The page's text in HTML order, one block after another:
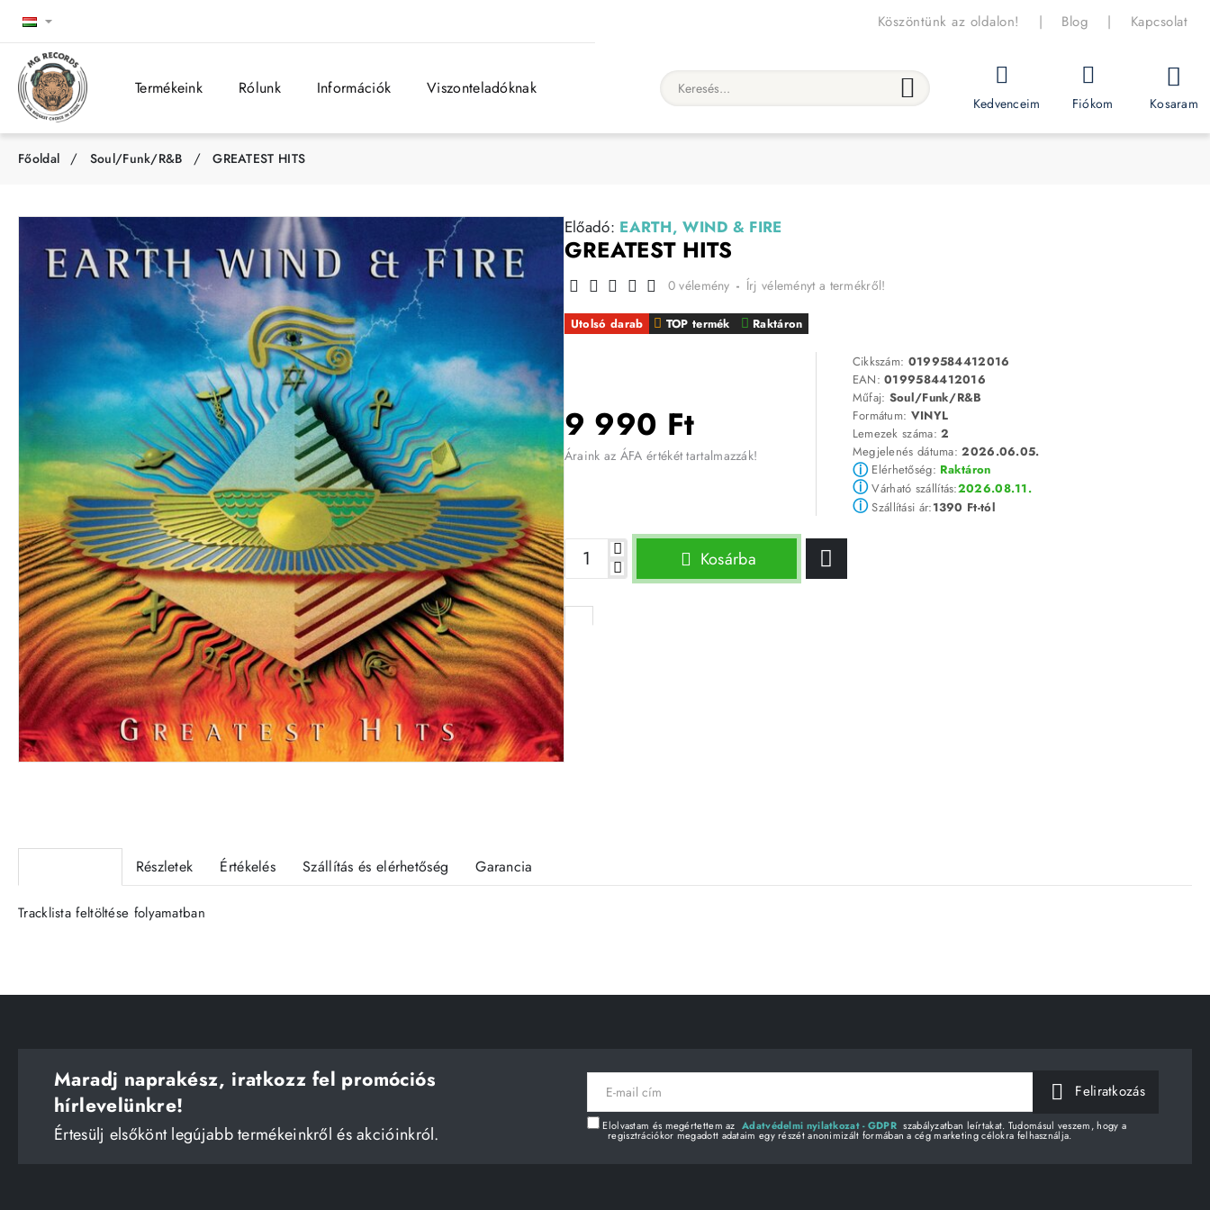
Köszöntünk az oldalon! | Blog | Kapcsolat
Termékeink Rólunk Információk Viszonteladóknak Keresés...
Kedvenceim Fiókom Kosaram
Soul/Funk/R&B GREATEST HITS
Előadó: EARTH, WIND & FIRE
GREATEST HITS
TOP termék Raktáron
Utolsó darab
0 vélemény - Írj véleményt a termékről!
9 990 Ft
Áraink az ÁFA értékét tartalmazzák!
Cikkszám: 0199584412016
EAN:0199584412016
Műfaj: Soul/Funk/R&B
Formátum: VINYL
Lemezek száma:2
Megjelenés dátuma:2026.06.05.
ⓘElérhetőség: Raktáron
ⓘVárható szállítás:2026.08.11.
ⓘSzállítási ár:1390 Ft-tól
Kosárba
Részletek Értékelés Szállítás és elérhetőség Garancia
Tracklista feltöltése folyamatban
Maradj naprakész, iratkozz fel promóciós
hírlevelünkre!
Értesülj elsőkönt legújabb termékeinkről és akcióinkról.
E-
mail Feliratkozás
Elolvastam és megértettem az Adatvédelmi nyilatkozat - GDPR szabályzatban leírtakat. Tudomásul veszem, hogy a
regisztrációkor megadott adataim egy részét anonimizált formában a cég marketing célokra felhasználja.